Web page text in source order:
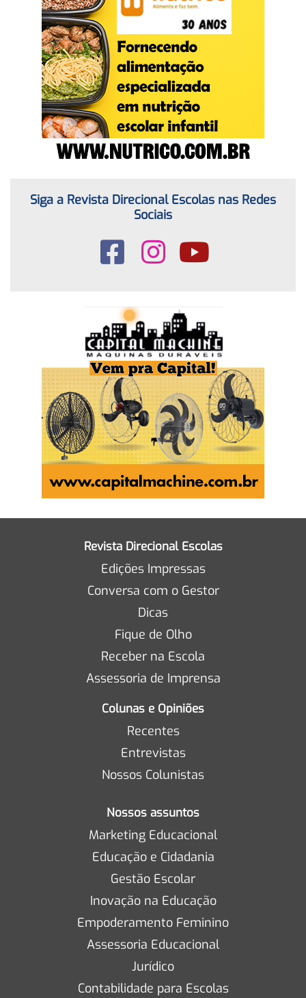
Siga a Revista Direcional Escolas nas Redes
Sociais
Revista Direcional Escolas
Edições Impressas
Conversa com o Gestor
Dicas
Fique de Olho
Receber na Escola
Assessoria de Imprensa
Colunas e Opiniões
Recentes
Entrevistas
Nossos Colunistas
Nossos assuntos
Marketing Educacional
Educação e Cidadania
Gestão Escolar
Inovação na Educação
Empoderamento Feminino
Assessoria Educacional
Jurídico
Contabilidade para Escolas